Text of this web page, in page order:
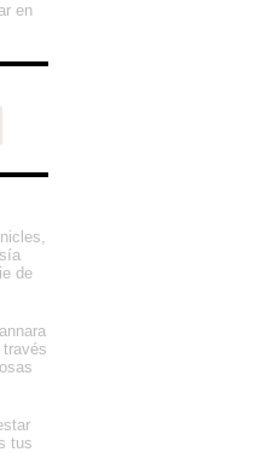
en
de
tus